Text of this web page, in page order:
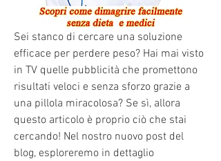
Sei stanco di cercare una soluzione
efficace per perdere peso? Hai mai visto
in TV quelle pubblicità che promettono
risultati veloci e senza sforzo grazie a
una pillola miracolosa? Se sì, allora
questo articolo è proprio ciò che stai
cercando! Nel nostro nuovo post del
blog, esploreremo in dettaglio